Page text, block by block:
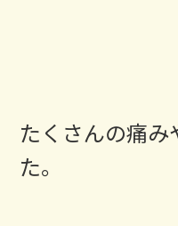
たくさんの痛
た。